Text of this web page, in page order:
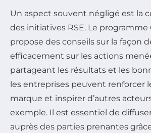
Un aspect souvent négligé est la
des initiatives RSE. Le programme
propose des conseils sur la façon
efficacement sur les actions
partageant les résultats et les
les entreprises peuvent renforcer
marque et inspirer d’autres
exemple. Il est essentiel de
auprès des parties prenantes